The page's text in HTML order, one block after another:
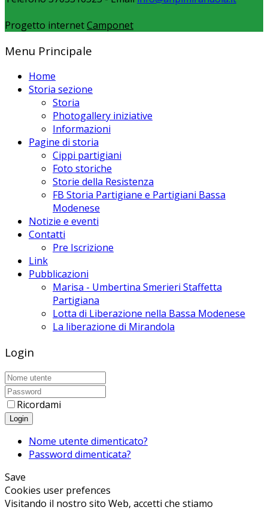
Progetto internetCamponet
Menu Principale
Home
Storia sezione
Storia
Photogallery iniziative
Informazioni
Pagine di storia
Cippi partigiani
Foto storiche
Storie della Resistenza
FB Storia Partigiane e Partigiani Bassa
Modenese
Notizie e eventi
Contatti
Pre Iscrizione
Link
Pubblicazioni
Marisa - Umbertina Smerieri Staffetta
Partigiana
Lotta di Liberazione nella Bassa Modenese
La liberazione di Mirandola
Login
Ricordami
Login
Nome utente dimenticato?
Password dimenticata?
Save
Cookies user prefences
Visitando il nostro sito Web, accetti che stiamo